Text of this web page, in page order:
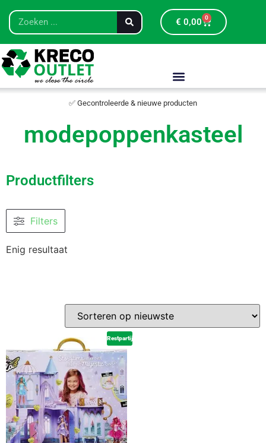
€ 0,00 0
✅ Gecontroleerde & nieuwe producten
modepoppenkasteel
Productfilters
Filters
Enig resultaat
Restpartij